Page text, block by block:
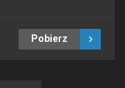
Pobierz